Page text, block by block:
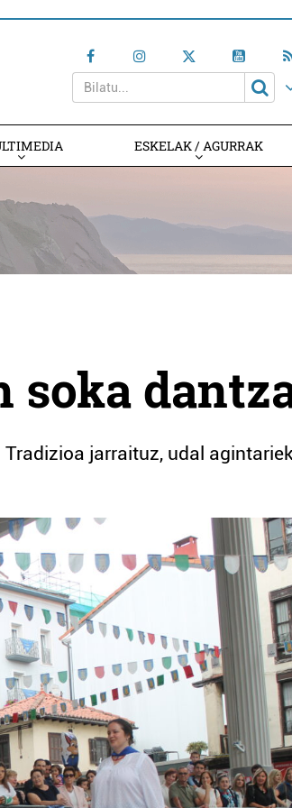
ESKELAK / AGURRAK
soka
jarraituz, udal